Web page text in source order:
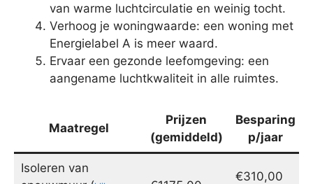
van warme luchtcirculatie en weinig tocht.
Verhoog je woningwaarde: een woning met
Energielabel A is meer waard.
Ervaar een gezonde leefomgeving: een
aangename luchtkwaliteit in alle ruimtes.
Maatregel
Prijzen
(gemiddeld)
Besparing
p/jaar
Isoleren van
€310,00